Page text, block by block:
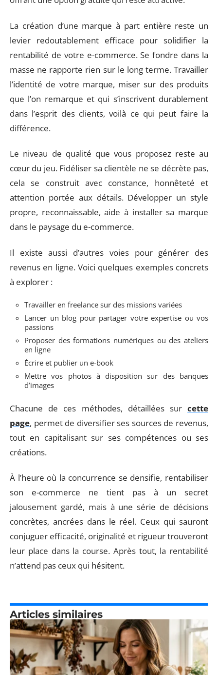
La création d’une marque à part entière reste un
levier redoutablement efficace pour solidifier la
rentabilité de votre e-commerce. Se fondre dans la
masse ne rapporte rien sur le long terme. Travailler
l’identité de votre marque, miser sur des produits
que l’on remarque et qui s’inscrivent durablement
dans l’esprit des clients, voilà ce qui peut faire la
différence.
Le niveau de qualité que vous proposez reste au
cœur du jeu. Fidéliser sa clientèle ne se décrète pas,
cela se construit avec constance, honnêteté et
attention portée aux détails. Développer un style
propre, reconnaissable, aide à installer sa marque
dans le paysage du e-commerce.
Il existe aussi d’autres voies pour générer des
revenus en ligne. Voici quelques exemples concrets
à explorer :
Travailler en freelance sur des missions variées
Lancer un blog pour partager votre expertise ou vos
passions
Proposer des formations numériques ou des ateliers
en ligne
Écrire et publier un e-book
Mettre vos photos à disposition sur des banques
d’images
Chacune de ces méthodes, détaillées sur cette
page, permet de diversifier ses sources de revenus,
tout en capitalisant sur ses compétences ou ses
créations.
À l’heure où la concurrence se densifie, rentabiliser
son e-commerce ne tient pas à un secret
jalousement gardé, mais à une série de décisions
concrètes, ancrées dans le réel. Ceux qui sauront
conjuguer efficacité, originalité et rigueur trouveront
leur place dans la course. Après tout, la rentabilité
n’attend pas ceux qui hésitent.
Articles similaires